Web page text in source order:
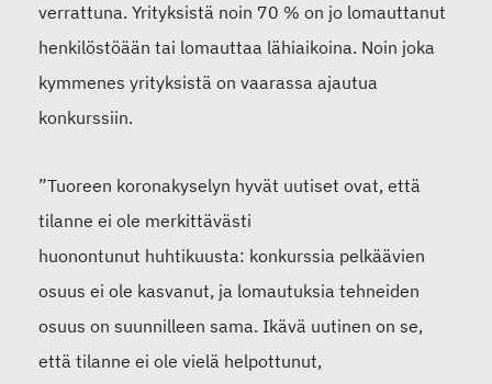
verrattuna. Yrityksistä noin 70 % on jo lomauttanut
henkilöstöään tai lomauttaa lähiaikoina. Noin joka
kymmenes yrityksistä on vaarassa ajautua
konkurssiin.
”Tuoreen koronakyselyn hyvät uutiset ovat, että
tilanne ei ole merkittävästi
huonontunut huhtikuusta: konkurssia pelkäävien
osuus ei ole kasvanut, ja lomautuksia tehneiden
osuus on suunnilleen sama. Ikävä uutinen on se,
että tilanne ei ole vielä helpottunut,